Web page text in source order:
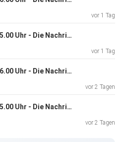
vor 1 Tag
08. August 2026, 05.00 Uhr - Die Nachrichten
vor 1 Tag
07. August 2026, 16.00 Uhr - Die Nachrichten
vor 2 Tagen
07. August 2026, 05.00 Uhr - Die Nachrichten
vor 2 Tagen